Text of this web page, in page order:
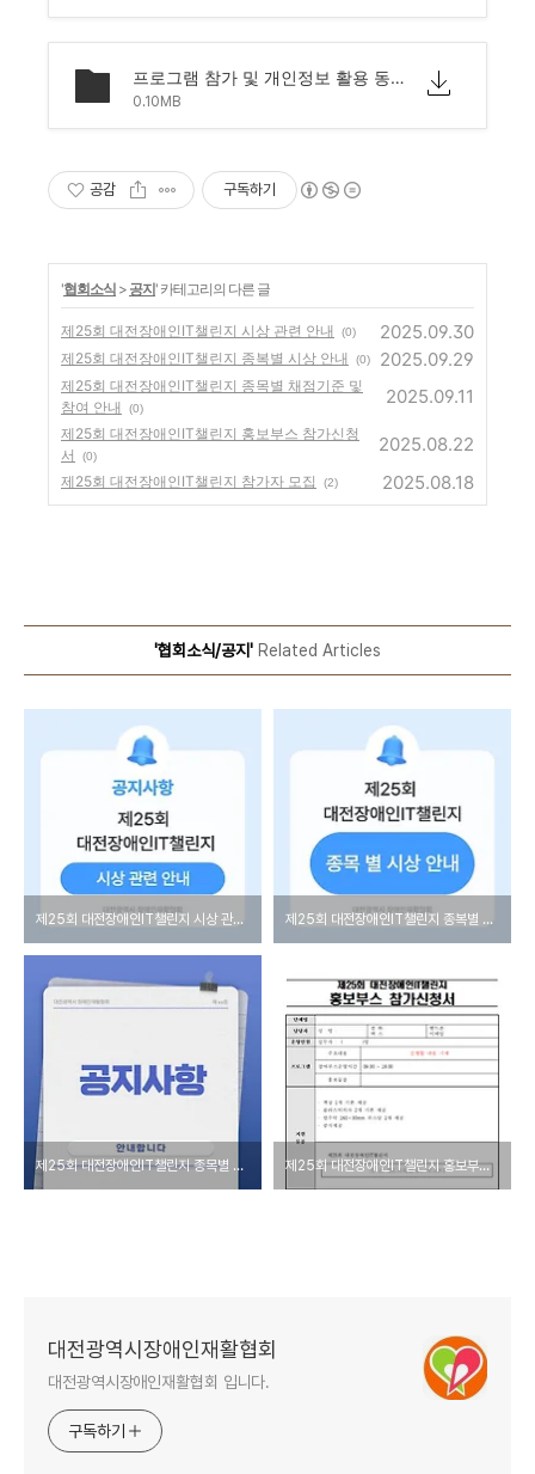
프로그램 참가 및 개인정보 활용 동의서.hwp
0.10MB
공감 구독하기
'협회소식 > 공지' 카테고리의 다른 글
제25회 대전장애인IT챌린지 시상 관련 안내 (0) 2025.09.30
제25회 대전장애인IT챌린지 종복별 시상 안내 (0) 2025.09.29
제25회 대전장애인IT챌린지 종목별 채점기준 및
참여 안내
(0)
2025.09.11
제25회 대전장애인IT챌린지 홍보부스 참가신청
서
(0)
2025.08.22
제25회 대전장애인IT챌린지 참가자 모집 (2) 2025.08.18
'협회소식/공지' Related Articles
제25회 대전장애인IT챌린지 시상 관련 안내 제25회 대전장애인IT챌린지 종복별 시상 안내
제25회 대전장애인IT챌린지 종목별 채점기준 및 참여 안내 제25회 대전장애인IT챌린지 홍보부스 참가신청서
대전광역시장애인재활협회
대전광역시장애인재활협회 입니다.
구독하기